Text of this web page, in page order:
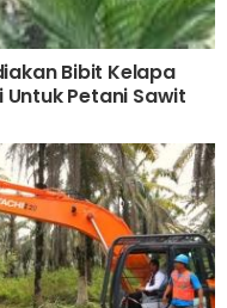
Bibit Kelapa
Sawit Berkualitas Dan Disubsidi Untuk Petani Sawit